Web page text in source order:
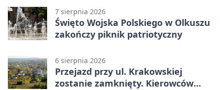
7 sierpnia 2026
Święto Wojska Polskiego w Olkuszu
zakończy piknik patriotyczny
6 sierpnia 2026
Przejazd przy ul. Krakowskiej
zostanie zamknięty. Kierowców